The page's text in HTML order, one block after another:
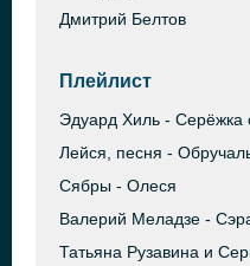
Дмитрий Белтов
Плейлист
Эдуард Хиль - Серёжка
Лейся, песня -
Сябры - Олеся
Валерий Меладзе -
Татьяна Рузавина и